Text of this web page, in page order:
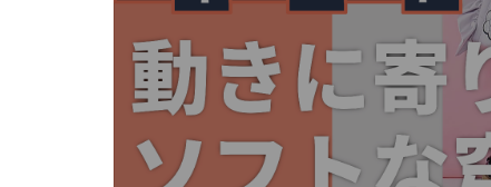
印
キ
ー
ま
た
は
タ